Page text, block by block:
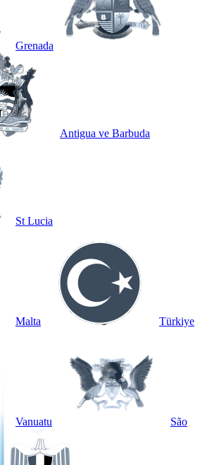
Grenada
Antigua ve Barbuda
St Lucia
Malta
Türkiye
Vanuatu São